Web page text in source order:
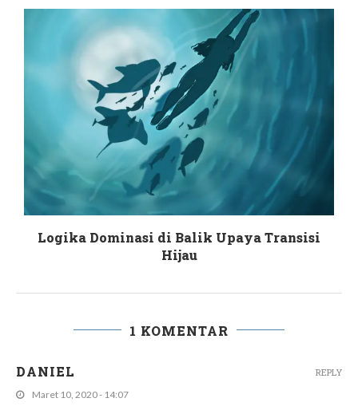
Logika Dominasi di Balik Upaya Transisi
Hijau
1 KOMENTAR
DANIEL
Maret 10, 2020 - 14:07
REPLY